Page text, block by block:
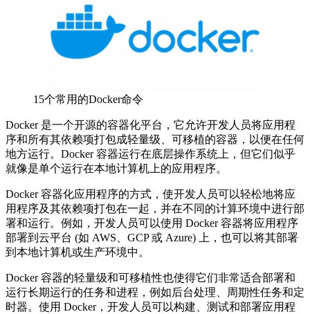
15个常用的Docker命令
Docker 是一个开源的容器化平台，它允许开发人员将应用程
序和所有其依赖项打包成轻量级、可移植的容器，以便在任何
地方运行。Docker 容器运行在底层操作系统上，但它们似乎
就像是单个运行在本地计算机上的应用程序。
Docker 容器化应用程序的方式，使开发人员可以轻松地将应
用程序及其依赖项打包在一起，并在不同的计算环境中进行部
署和运行。例如，开发人员可以使用 Docker 容器将应用程序
部署到云平台 (如 AWS、GCP 或 Azure) 上，也可以将其部署
到本地计算机或生产环境中。
Docker 容器的轻量级和可移植性也使得它们非常适合部署和
运行长期运行的任务和进程，例如后台处理、周期性任务和定
时器。使用 Docker，开发人员可以构建、测试和部署应用程